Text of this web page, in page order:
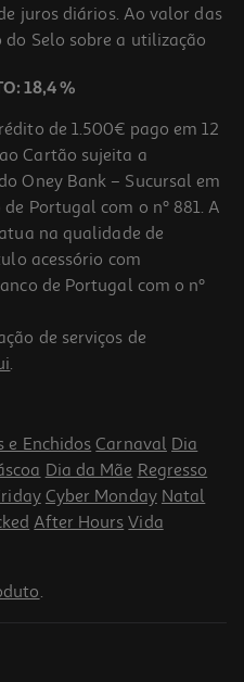
juros diários. Ao valor das
do Selo sobre a utilização
18,4 %
de 1.500€ pago em 12
Cartão sujeita a
Oney Bank – Sucursal em
Portugal com o nº 881. A
na qualidade de
acessório com
de Portugal com o nº
de serviços de
.
e Enchidos Carnaval Dia
Dia da Mãe Regresso
Cyber Monday Natal
After Hours Vida
.